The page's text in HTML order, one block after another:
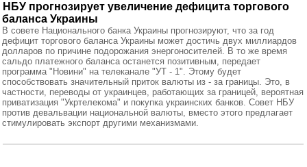
НБУ прогнозирует увеличение дефицита торгового
баланса Украины
В совете Национального банка Украины прогнозируют, что за год
дефицит торгового баланса Украины может достичь двух миллиардов
долларов по причине подорожания энергоносителей. В то же время
сальдо платежного баланса останется позитивным, передает
программа "Новини" на телеканале "УТ - 1". Этому будет
способствовать значительный приток валюты из - за границы. Это, в
частности, переводы от украинцев, работающих за границей, вероятная
приватизация "Укртелекома" и покупка украинских банков. Совет НБУ
против девальвации национальной валюты, вместо этого предлагает
стимулировать экспорт другими механизмами.